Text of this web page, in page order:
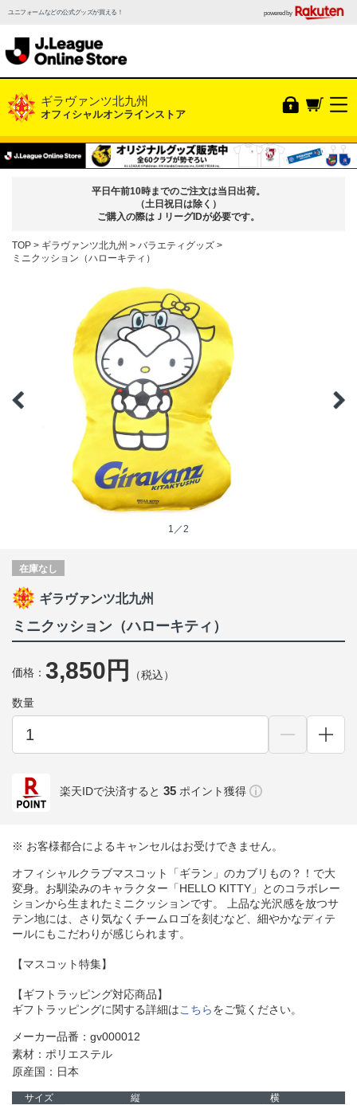
ユニフォームなどの公式グッズが買える！ powered by
ギラヴァンツ北九州
オフィシャルオンラインストア
平日午前10時までのご注文は当日出荷。
（土日祝日は除く）
ご購入の際はＪリーグIDが必要です。
TOP ギラヴァンツ北九州
バラエティグッズ
ミニクッション（ハローキティ）
1／2
在庫なし
ギラヴァンツ北九州
ミニクッション（ハローキティ）
価格： 3,850円 （税込）
数量
楽天IDで決済すると 35 ポイント獲得
※ お客様都合によるキャンセルはお受けできません。
オフィシャルクラブマスコット「ギラン」のカブリもの？！で大
変身。お馴染みのキャラクター「HELLO KITTY」とのコラボレー
ションから生まれたミニクッションです。 上品な光沢感を放つサ
テン地には、さり気なくチームロゴを刻むなど、細やかなディテ
ールにもこだわりが感じられます。
【マスコット特集】
【ギフトラッピング対応商品】
ギフトラッピングに関する詳細はこちらをご覧ください。
メーカー品番：gv000012
素材：ポリエステル
原産国：日本
サイズ 縦 横